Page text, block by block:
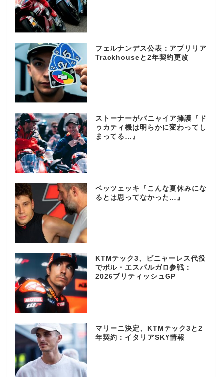
フェルナンデス公表：アプリリア
Trackhouseと2年契約更改
ストーナーがバニャイア擁護『ド
ゥカティ機は明らかに変わってし
まってる…』
ベッツェッキ『こんな夏休みにな
るとは思ってなかった…』
KTMテック3、ビニャーレス代役
でポル・エスパルガロ参戦：
2026ブリティッシュGP
マリーニ決定、KTMテック3と2
年契約：イタリアSKY情報